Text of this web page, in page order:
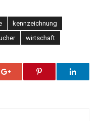
kennzeichnung
wirtschaft